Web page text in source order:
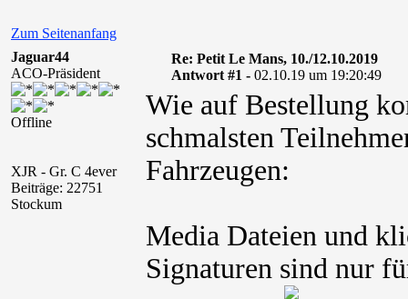
Zum Seitenanfang
Jaguar44
ACO-Präsident
Offline
XJR - Gr. C 4ever
Beiträge: 22751
Stockum
Re: Petit Le Mans, 10./12.10.2019
Antwort #1 - 02.10.19 um 19:20:49
Wie auf Bestellung
schmalsten
Fahrzeugen:
Media Dateien und
Signaturen sind nur